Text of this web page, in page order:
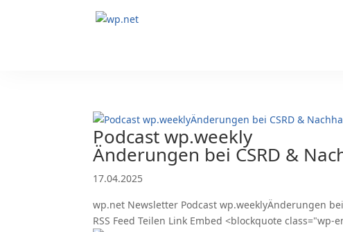
Podcast wp.weekly
Änderungen bei CSRD &
17.04.2025
wp.net Newsletter Podcast wp.weeklyÄnderungen
RSS Feed Teilen Link Embed <blockquote class="wp-